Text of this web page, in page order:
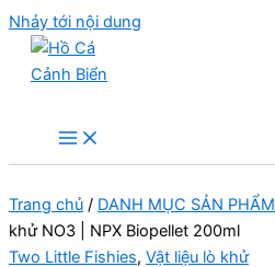
Nhảy tới nội dung
Trang chủ / DANH MỤC SẢN PHẨM
khử NO3 | NPX Biopellet 200ml
Two Little Fishies, Vật liệu lò khử